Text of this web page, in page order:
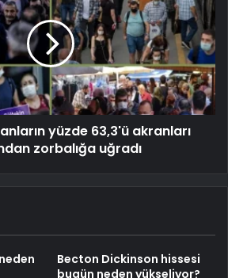
yüzde 63,3'ü akranları
zorbalığa uğradı
Becton Dickinson hissesi
bugün neden yükseliyor?